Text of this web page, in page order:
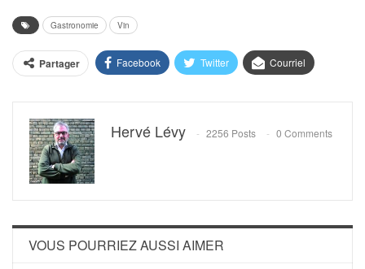
Gastronomie Vin
Partager Facebook Twitter Courriel
Hervé Lévy 2256 Posts 0 Comments
VOUS POURRIEZ AUSSI AIMER